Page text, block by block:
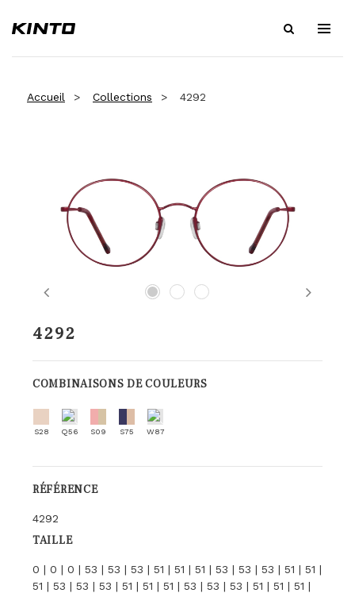
Accueil Collections 4292
Previous Next
4292
COMBINAISONS DE COULEURS
S28 Q56 S09 S75 W87
RÉFÉRENCE
4292
TAILLE
0 | 0 | 0 | 53 | 53 | 53 | 51 | 51 | 51 | 53 | 53 | 53 | 51 | 51 |
51 | 53 | 53 | 53 | 51 | 51 | 51 | 53 | 53 | 53 | 51 | 51 | 51 |